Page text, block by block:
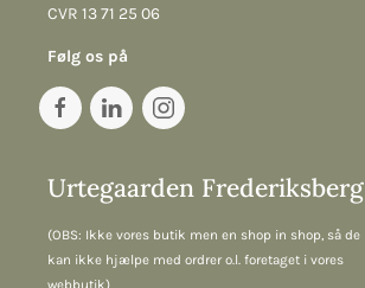
CVR 13 71 25 06
Følg os på
Urtegaarden Frederiksberg
(OBS: Ikke vores butik men en shop in shop, så de
kan ikke hjælpe med ordrer o.l. foretaget i vores
webbutik)